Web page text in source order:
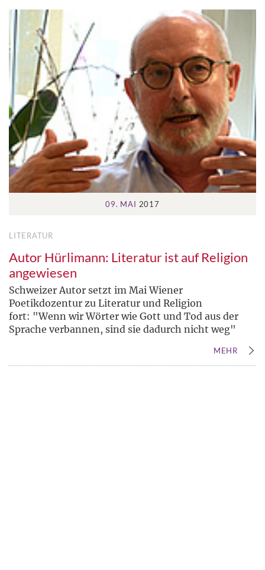
09. MAI 2017
LITERATUR
Autor Hürlimann: Literatur ist auf Religion
angewiesen
Schweizer Autor setzt im Mai Wiener
Poetikdozentur zu Literatur und Religion
fort: "Wenn wir Wörter wie Gott und Tod aus der
Sprache verbannen, sind sie dadurch nicht weg"
MEHR